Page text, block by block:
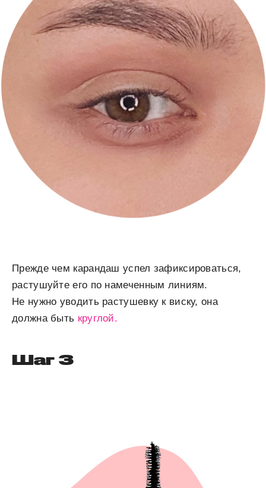
Прежде чем карандаш успел зафиксироваться,
растушуйте его по намеченным линиям.
Не нужно уводить растушевку к виску, она
должна быть круглой.
Шаг 3